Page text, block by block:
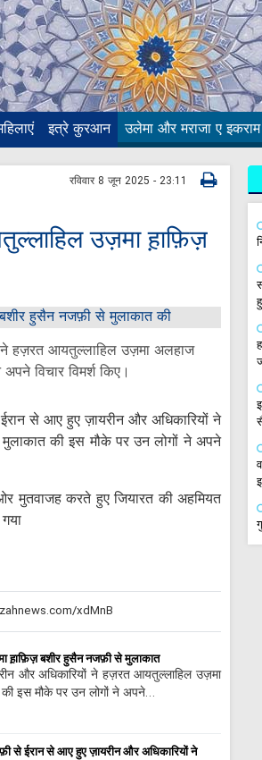
इत्रे कुरआन उलेमा और मराजा ए इकराम
रविवार 8 जून 2025 - 23:11
उज़मा ह़ाफ़िज़
हज़रत आयतुल्लाहिल उज़मा अलहाज
विचार विमर्श किए।
से आए हुए ज़ायरीन और अधिकारियों ने
की इस मौके पर उन लोगों ने अपने
मुतवाजह करते हुए जियारत की अहमियत
ह़ाफ़िज़ बशीर हुसैन नजफ़ी से मुलाकात
और अधिकारियों ने हज़रत आयतुल्लाहिल उज़मा
इस मौके पर उन लोगों ने अपने…
से ईरान से आए हुए ज़ायरीन और अधिकारियों ने